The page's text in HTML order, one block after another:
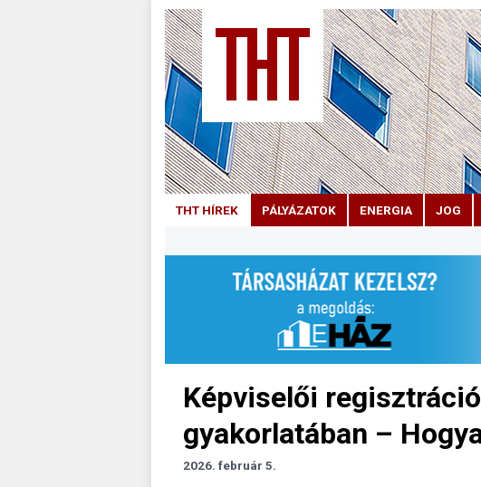
THT HÍREK PÁLYÁZATOK ENERGIA JOG
Képviselői
gyakorlatában –
2026. február 5.